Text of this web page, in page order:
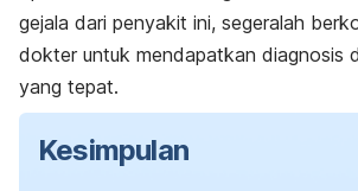
gejala dari penyakit ini, segeralah
dokter untuk mendapatkan diagnosis
yang tepat.
Kesimpulan